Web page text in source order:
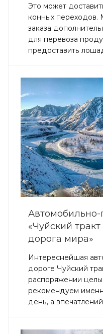
Это может
конных переходов.
заказа
для перевоза
предоставить
Автомобильно-
«Чуйский
дорога мира»
Интереснейшая
дороге Чуйский
распоряжении
рекомендуем
день, а